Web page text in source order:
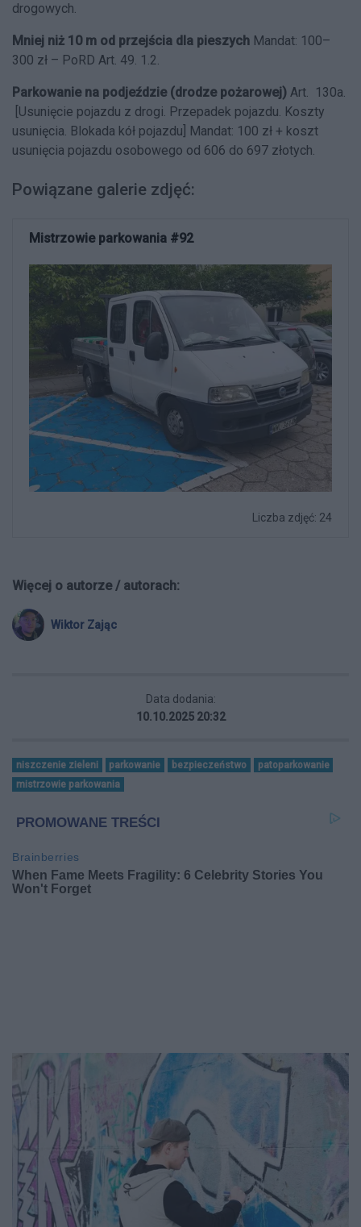
drogowych.
Mniej niż 10 m od przejścia dla pieszych Mandat: 100–
300 zł – PoRD Art. 49. 1.2.
Parkowanie na podjeździe (drodze pożarowej) Art. 130a.
[Usunięcie pojazdu z drogi. Przepadek pojazdu. Koszty
usunięcia. Blokada kół pojazdu] Mandat: 100 zł + koszt
usunięcia pojazdu osobowego od 606 do 697 złotych.
Powiązane galerie zdjęć:
Mistrzowie parkowania #92
Liczba zdjęć: 24
Więcej o autorze / autorach:
Wiktor Zając
Data dodania:
10.10.2025 20:32
niszczenie zieleni parkowanie bezpieczeństwo
patoparkowanie
mistrzowie parkowania